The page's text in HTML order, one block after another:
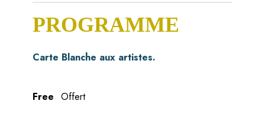
PROGRAMME
Carte Blanche aux artistes.
Free Offert